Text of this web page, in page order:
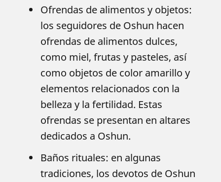
Ofrendas de alimentos y objetos:
los seguidores de Oshun hacen
ofrendas de alimentos dulces,
como miel, frutas y pasteles, así
como objetos de color amarillo y
elementos relacionados con la
belleza y la fertilidad. Estas
ofrendas se presentan en altares
dedicados a Oshun.
Baños rituales: en algunas
tradiciones, los devotos de Oshun